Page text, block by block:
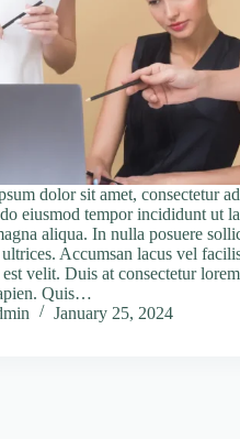
dolor sit amet, consectetur
eiusmod tempor incididunt ut
aliqua. In nulla posuere
Accumsan lacus vel
velit. Duis at consectetur
Quis…
January 25, 2024